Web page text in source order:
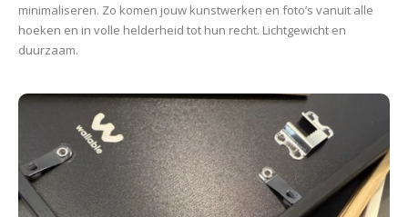
minimaliseren. Zo komen jouw kunstwerken en foto’s vanuit alle
hoeken en in volle helderheid tot hun recht. Lichtgewicht en
duurzaam.